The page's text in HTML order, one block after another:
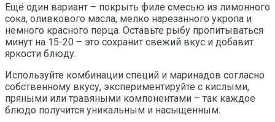
Ещё один вариант – покрыть филе смесью из лимонного
сока, оливкового масла, мелко нарезанного укропа и
немного красного перца. Оставьте рыбу пропитываться
минут на 15-20 – это сохранит свежий вкус и добавит
яркости блюду.
Используйте комбинации специй и маринадов согласно
собственному вкусу, экспериментируйте с кислыми,
пряными или травяными компонентами – так каждое
блюдо получится уникальным и насыщенным.